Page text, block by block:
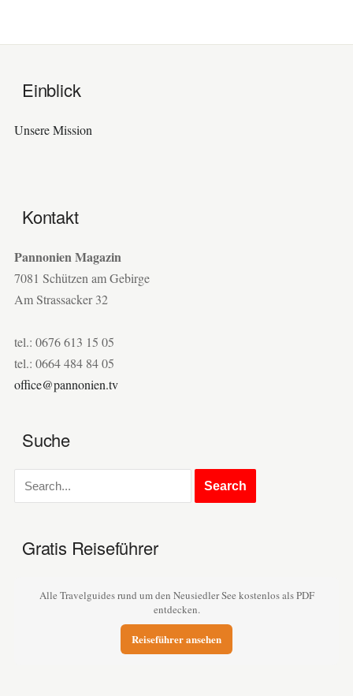
Einblick
Unsere Mission
Kontakt
Pannonien Magazin
7081 Schützen am Gebirge
Am Strassacker 32
tel.: 0676 613 15 05
tel.: 0664 484 84 05
office@pannonien.tv
Suche
Gratis Reiseführer
Alle Travelguides rund um den Neusiedler See kostenlos als PDF
entdecken.
Reiseführer ansehen